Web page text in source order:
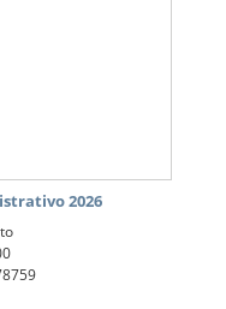
2026